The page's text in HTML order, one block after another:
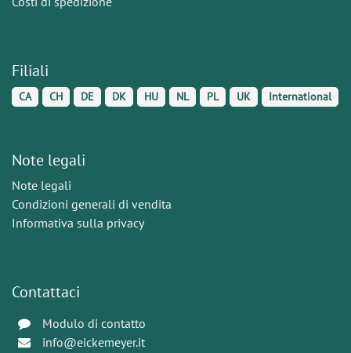
Filiali
CA CH DE DK HU NL PL UK International
Note legali
Note legali
Condizioni generali di vendita
Informativa sulla privacy
Contattaci
Modulo di contatto
info@eickemeyer.it